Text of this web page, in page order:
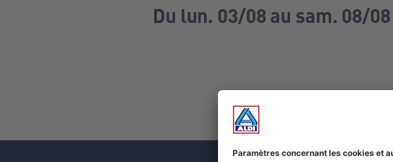
Du lun. 03/08 au sam. 08/